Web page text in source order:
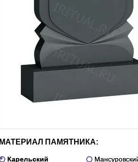
МАТЕРИАЛ ПАМЯТНИКА:
Карельский